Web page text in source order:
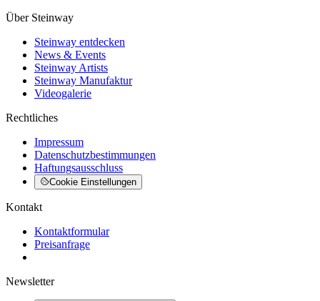
Über Steinway
Steinway entdecken
News & Events
Steinway Artists
Steinway Manufaktur
Videogalerie
Rechtliches
Impressum
Datenschutzbestimmungen
Haftungsausschluss
Cookie Einstellungen
Kontakt
Kontaktformular
Preisanfrage
Newsletter